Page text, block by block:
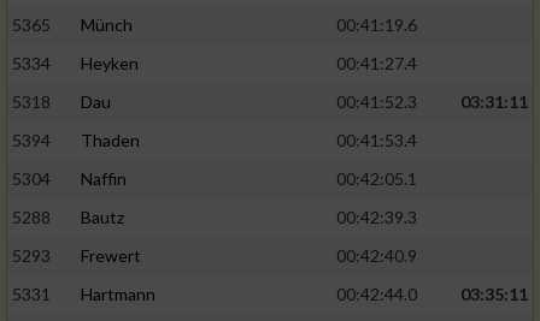
5365 Münch
00:41:19.6
5334
Heyken
00:41:27.4
5318
Dau 00:41:52.3
03:31:11
5394
Thaden
00:41:53.4
5304
Naffin
00:42:05.1
5288
Bautz
00:42:39.3
5293
Frewert
00:42:40.9
5331
Hartmann 00:42:44.0
03:35:11